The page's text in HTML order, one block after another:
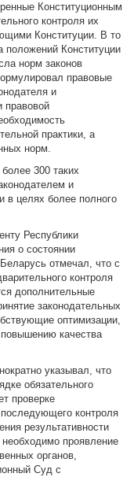
Конституционным
контроля их
Конституции. В то
положений Конституции
норм законов
правовые
и
правовой
практики, а
норм.
300 таких
и
в целях более полного
Республики
о состоянии
отмечал, что с
контроля
дополнительные
законодательных
оптимизации,
качества
указывал, что
обязательного
проверке
последующего контроля
результативности
проявление
органов,
Суд с